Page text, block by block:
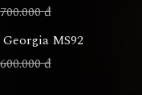
đ
MS92
đ